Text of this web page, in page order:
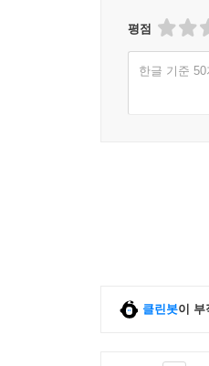
돌아볼 수 있는
수 있도록 성장
소중한 지침서이
평점
한글 기준
클린봇이 부